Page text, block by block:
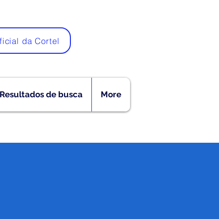
da Cortel
Resultados de busca More